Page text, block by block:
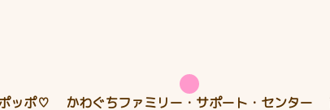
ッポ♡ かわぐちファミリー・サポート・センター